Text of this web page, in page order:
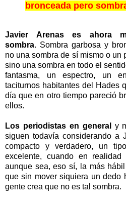
bronceada pero
Javier Arenas es ahora
sombra. Sombra garbosa y
no una sombra de sí mismo o un
sino una sombra en todo el
fantasma, un espectro, un
taciturnos habitantes del Hades
día que en otro tiempo pareció
ellos.
Los periodistas en general
y
siguen todavía considerando a
compacto y verdadero, un
excelente, cuando en
aunque sea, eso sí, la más
que sin mover siquiera un dedo
gente crea que no es tal sombra.